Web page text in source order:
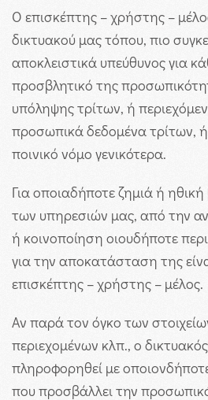
Ο επισκέπτης – χρήστης –
δικτυακού μας τόπου, πιο
αποκλειστικά υπεύθυνος για
προσβλητικό της
υπόληψης τρίτων, ή
προσωπικά δεδομένα τρίτων,
ποινικό νόμο γενικότερα.
Για οποιαδήποτε ζημιά ή
των υπηρεσιών μας, από την
ή κοινοποίηση οιουδήποτε
για την αποκατάσταση της
επισκέπτης – χρήστης – μέλος.
Αν παρά τον όγκο των
περιεχομένων κλπ., ο
πληροφορηθεί με
που προσβάλλει την